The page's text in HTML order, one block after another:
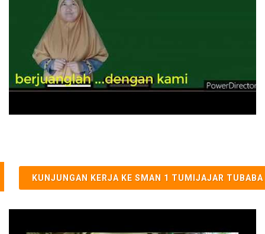
KUNJUNGAN KERJA KE SMAN 1 TUMIJAJAR TUBABA